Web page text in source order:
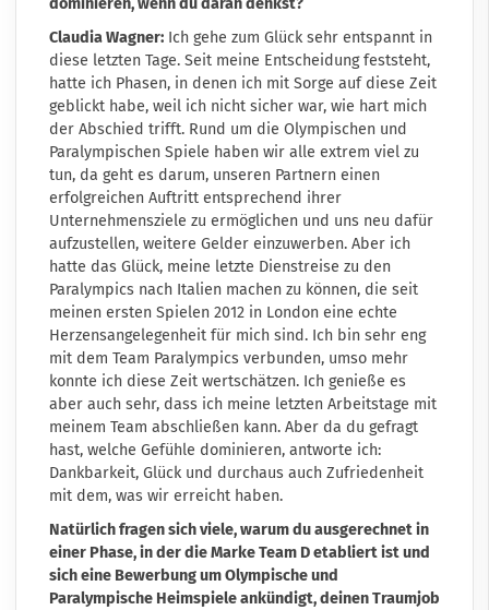
Claudia Wagner: Ich gehe zum Glück sehr entspannt in
diese letzten Tage. Seit meine Entscheidung feststeht,
hatte ich Phasen, in denen ich mit Sorge auf diese Zeit
geblickt habe, weil ich nicht sicher war, wie hart mich
der Abschied trifft. Rund um die Olympischen und
Paralympischen Spiele haben wir alle extrem viel zu
tun, da geht es darum, unseren Partnern einen
erfolgreichen Auftritt entsprechend ihrer
Unternehmensziele zu ermöglichen und uns neu dafür
aufzustellen, weitere Gelder einzuwerben. Aber ich
hatte das Glück, meine letzte Dienstreise zu den
Paralympics nach Italien machen zu können, die seit
meinen ersten Spielen 2012 in London eine echte
Herzensangelegenheit für mich sind. Ich bin sehr eng
mit dem Team Paralympics verbunden, umso mehr
konnte ich diese Zeit wertschätzen. Ich genieße es
aber auch sehr, dass ich meine letzten Arbeitstage mit
meinem Team abschließen kann. Aber da du gefragt
hast, welche Gefühle dominieren, antworte ich:
Dankbarkeit, Glück und durchaus auch Zufriedenheit
mit dem, was wir erreicht haben.
Natürlich fragen sich viele, warum du ausgerechnet in
einer Phase, in der die Marke Team D etabliert ist und
sich eine Bewerbung um Olympische und
Paralympische Heimspiele ankündigt, deinen Traumjob